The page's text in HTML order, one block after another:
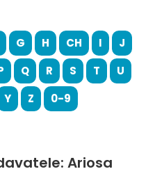
G H CH I
J
Q R S T
U
Y Z 0-9
Ariosa